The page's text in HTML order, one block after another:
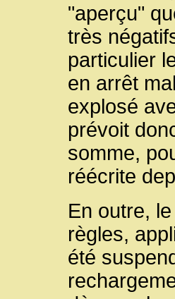
"aperçu"
très
particulier
en arrêt
explosé
prévoit
somme,
réécrite
En outre,
règles,
été